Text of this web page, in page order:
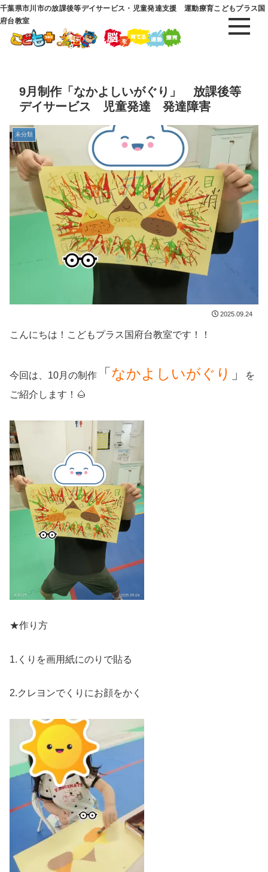
千葉県市川市の放課後等デイサービス・児童発達支援 運動療育こどもプラス国
府台教室
9月制作「なかよしいがぐり」 放課後等
デイサービス 児童発達 発達障害
未分類
2025.09.24
こんにちは！こどもプラス国府台教室です！！
今回は、10月の制作 「 なかよしいがぐり 」
を
ご紹介します！🌰
★作り方
1.くりを画用紙にのりで貼る
2.クレヨンでくりにお顔をかく